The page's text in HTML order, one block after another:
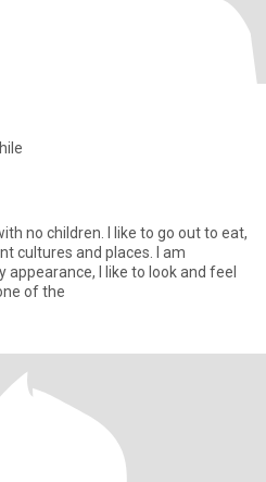
no children. I like to go out to eat,
cultures and places. I am
I like to look and feel
of the